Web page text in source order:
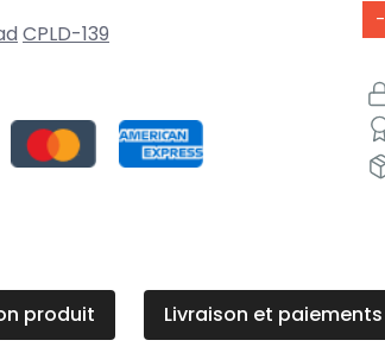
CPLD-139
-
produit Livraison et paiements